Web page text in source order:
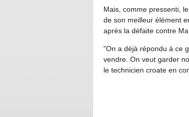
Mais, comme pressenti,
de son meilleur élément
après la défaite contre
"On a déjà répondu à ce
vendre. On veut garder
le technicien croate en